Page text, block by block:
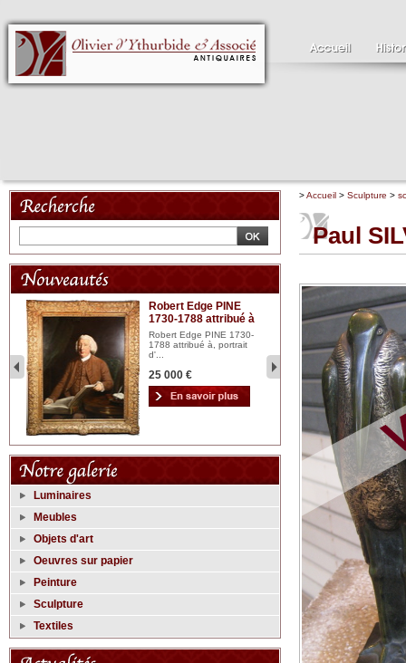
Robert Edge PINE
1730-1788 attribué à
Robert Edge PINE 1730-
1788 attribué à, portrait
d'...
25 000 € 2
Luminaires
Meubles
Objets d'art
Oeuvres sur papier
Peinture
Sculpture
Textiles
>Accueil > Sculpture >
Paul